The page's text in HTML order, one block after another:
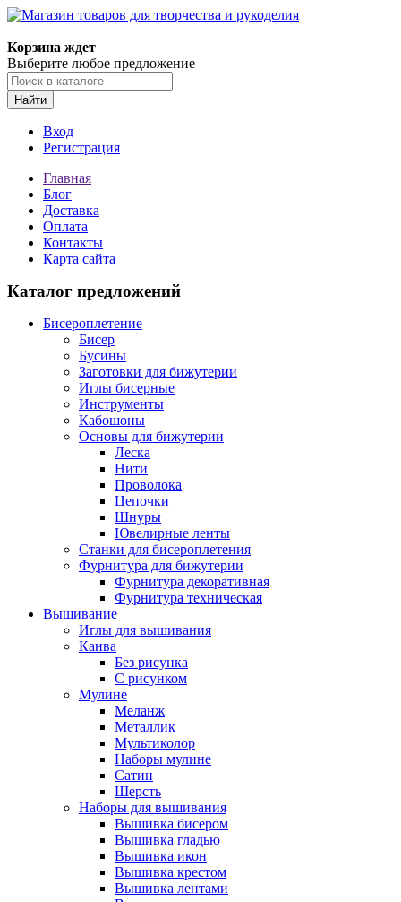
Корзина ждет
Выберите любое предложение
Найти
Вход
Регистрация
Главная
Блог
Доставка
Оплата
Контакты
Карта сайта
Каталог предложений
Бисероплетение
Бисер
Бусины
Заготовки для бижутерии
Иглы бисерные
Инструменты
Кабошоны
Основы для бижутерии
Леска
Нити
Проволока
Цепочки
Шнуры
Ювелирные ленты
Станки для бисероплетения
Фурнитура для бижутерии
Фурнитура декоративная
Фурнитура техническая
Вышивание
Иглы для вышивания
Канва
Без рисунка
С рисунком
Мулине
Меланж
Металлик
Мультиколор
Наборы мулине
Сатин
Шерсть
Наборы для вышивания
Вышивка бисером
Вышивка гладью
Вышивка икон
Вышивка крестом
Вышивка лентами